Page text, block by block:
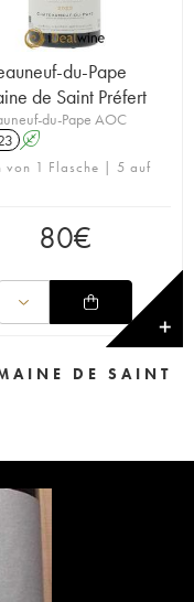
du-Pape
de Saint Préfert
du-Pape AOC
A
von 1 Flasche | 5 auf
80€
✕
DE SAINT